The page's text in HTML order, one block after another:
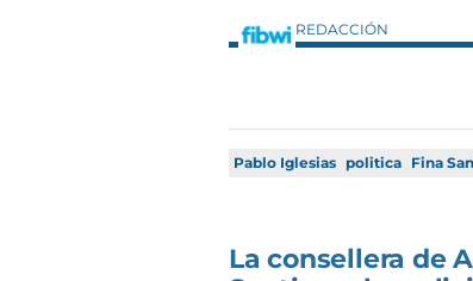
REDACCIÓN
Pablo Iglesias politica Fina
La consellera de